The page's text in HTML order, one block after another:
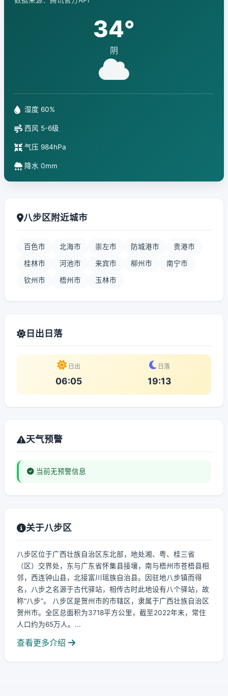
34°
阴
湿度 60%
西风 5-6级
气压 984hPa
降水 0mm
八步区附近城市
百色市 北海市 崇左市 防城港市 贵港市
桂林市 河池市 来宾市 柳州市 南宁市
钦州市 梧州市 玉林市
日出日落
日出
06:05
日落
19:13
天气预警
当前无预警信息
关于八步区
八步区位于广西壮族自治区东北部，地处湘、粤、桂三省
（区）交界处，东与广东省怀集县接壤，南与梧州市苍梧县相
邻，西连钟山县，北接富川瑶族自治县。因驻地八步镇而得
名，八步之名源于古代驿站，相传古时此地设有八个驿站，故
称“八步”。 八步区是贺州市的市辖区，隶属于广西壮族自治区
贺州市。全区总面积为3718平方公里，截至2022年末，常住
人口约为65万人。...
查看更多介绍